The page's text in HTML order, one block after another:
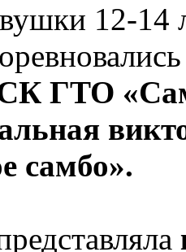
12-14
ГТО
самбо».